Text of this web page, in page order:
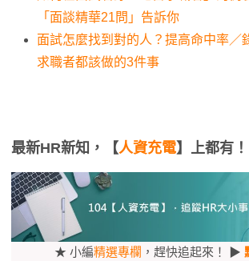
「面談精華21問」告訴你
面試怎麼找到對的人？提高命中率／
求職者都該做的3件事
最新HR新知，【人資充電】上都有！
★ 小編精選專欄 ，趕快追起來！ ▶